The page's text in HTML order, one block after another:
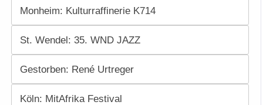
Monheim: Kulturraffinerie K714
St. Wendel: 35. WND JAZZ
Gestorben: René Urtreger
Köln: MitAfrika Festival